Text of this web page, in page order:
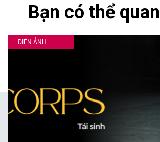
Bạn có thể
ĐIỆN ẢNH